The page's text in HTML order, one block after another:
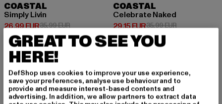
COASTAL
Simply Livin
26,99 EUR
Ajankohtainen hinta: 26,99 EUR
35,99 EURKampanjahinta: 35,99 EUR
COASTAL
Celebrate Naked
29,15 EUR
Ajankohtainen hinta: 29,15 EUR
35,99 EUR
-19%
GREAT TO SEE YOU
HERE!
DefShop uses cookies to improve your use experience,
save your preferences, analyse use behaviour and to
provide and measure interest-based contents and
advertising. In addition, we allow partners to extract data